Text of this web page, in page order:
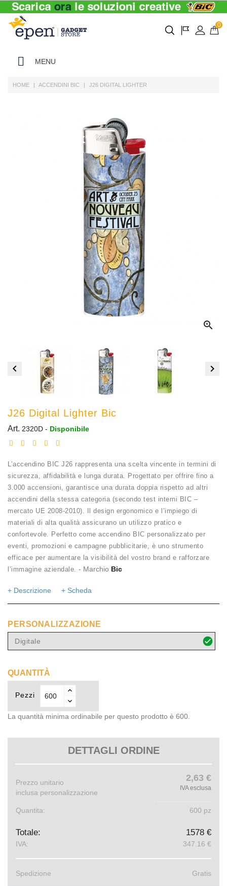
0
MENU
HOME ACCENDINI BIC J26 DIGITAL LIGHTER

 
J26 Digital Lighter Bic
Art. 2320D - Disponibile
L’accendino BIC J26 rappresenta una scelta vincente in termini di
sicurezza, affidabilità e lunga durata. Progettato per offrire fino a
3.000 accensioni, garantisce una durata doppia rispetto ad altri
accendini della stessa categoria (secondo test interni BIC –
mercato UE 2008-2010). Il design ergonomico e l’impiego di
materiali di alta qualità assicurano un utilizzo pratico e
confortevole. Perfetto come accendino BIC personalizzato per
eventi, promozioni e campagne pubblicitarie, è uno strumento
efficace per aumentare la visibilità del vostro brand e rafforzare
l’immagine aziendale. - Marchio Bic
+ Descrizione + Scheda
PERSONALIZZAZIONE
Digitale
QUANTITÀ
Pezzi
La quantità minima ordinabile per questo prodotto è 600.
DETTAGLI ORDINE
Prezzo unitario
inclusa personalizzazione
2,63 €
IVA esclusa
Quantita: 600 pz
Totale: 1578 €
IVA: 347.16 €
Spedizione Gratis